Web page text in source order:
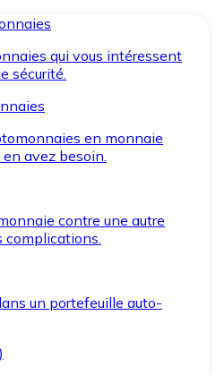
qui vous intéressent
sécurité.
en monnaie
avez besoin.
contre une autre
complications.
un portefeuille auto-